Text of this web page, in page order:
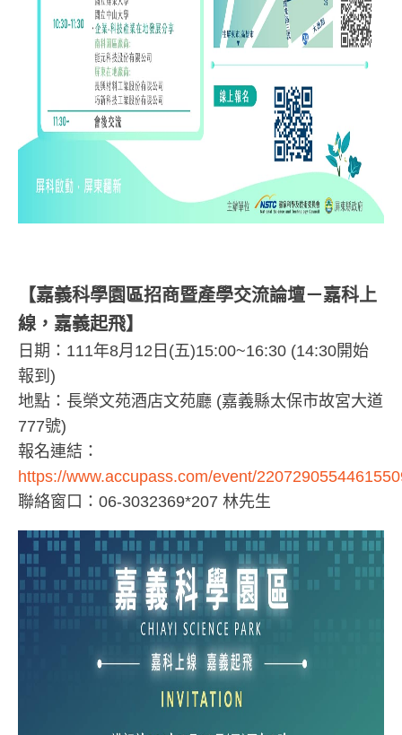
【嘉義科學園區招商暨產學交流論壇－嘉科上
線，嘉義起飛】
日期：111年8月12日(五)15:00~16:30 (14:30開始
報到)
地點：長榮文苑酒店文苑廳 (嘉義縣太保市故宮大道
777號)
報名連結：
https://www.accupass.com/event/
聯絡窗口：06-3032369*207 林先生